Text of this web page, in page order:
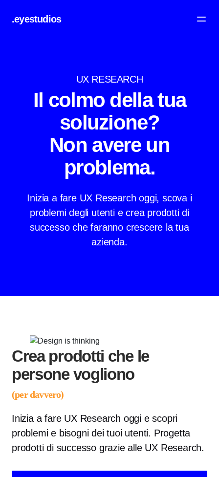
.eyestudios
UX RESEARCH
Il colmo della tua
soluzione?
Non avere un
problema.
Inizia a fare UX Research oggi, scova i
problemi degli utenti e crea prodotti di
successo che faranno crescere la tua
azienda.
Crea prodotti che le
persone vogliono
(per davvero)
Inizia a fare UX Research oggi e scopri
problemi e bisogni dei tuoi utenti. Progetta
prodotti di successo grazie alle UX Research.